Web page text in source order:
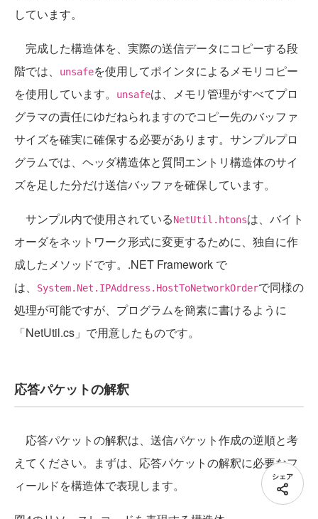
しています。
完成した構造体を、実際の送信データにコピーする段
階では、
unsafeを使用してポインタによるメモリコピー
を使用しています。
unsafeは、メモリ管理がすべてプロ
グラマの責任にゆだねられますのでコピー先のバッファ
サイズを確実に確保する必要があります。サンプルプロ
グラムでは、ヘッダ構造体と質問エントリ構造体のサイ
ズを足した分だけ送信バッファを確保しています。
サンプル内で使用されているNetUtil.htonsは、バイト
オーダをネットワーク形式に変更するために、独自に作
成したメソッドです。.NET Framework で
は、
System.Net.IPAddress.HostToNetworkOrderで同様の
処理が可能ですが、プログラムを簡素に書けるように
「NetUtil.cs」で用意したものです。
応答パケットの解釈
応答パケットの解釈は、送信パケット作成の逆順と考
えてください。まずは、応答パケットの解釈に必要なフ
ィールドを構造体で表現します。
シェア